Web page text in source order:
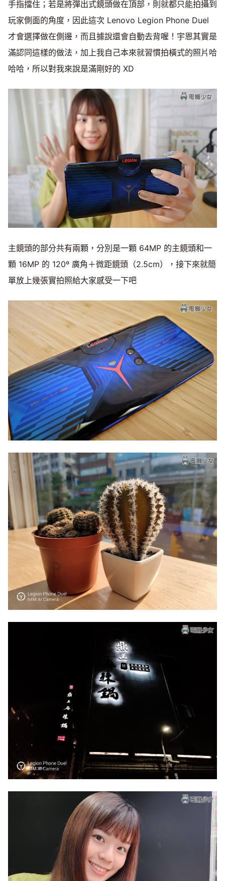
手指擋住；若是將彈出式鏡頭做在頂部，則就都只能拍攝到
玩家側面的角度，因此這次 Lenovo Legion Phone Duel
才會選擇做在側邊，而且據說還會自動去背喔！宇恩其實是
滿認同這樣的做法，加上我自己本來就習慣拍橫式的照片哈
哈哈，所以對我來說是滿剛好的 XD
主鏡頭的部分共有兩顆，分別是一顆 64MP 的主鏡頭和一
顆 16MP 的 120º 廣角＋微距鏡頭（2.5cm），接下來就簡
單放上幾張實拍照給大家感受一下吧